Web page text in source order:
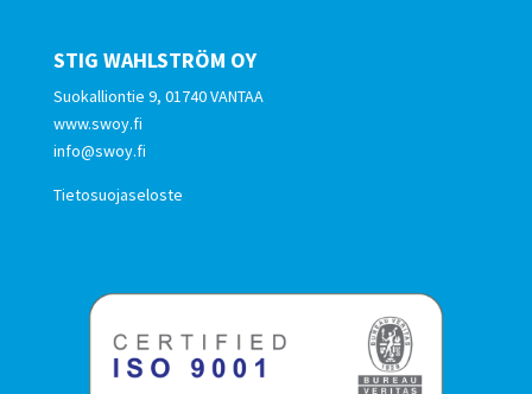
STIG WAHLSTRÖM OY
Suokalliontie 9, 01740 VANTAA
www.swoy.fi
info@swoy.fi
Tietosuojaseloste